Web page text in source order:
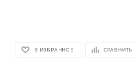
В ИЗБРАННОЕ СРАВНИТЬ